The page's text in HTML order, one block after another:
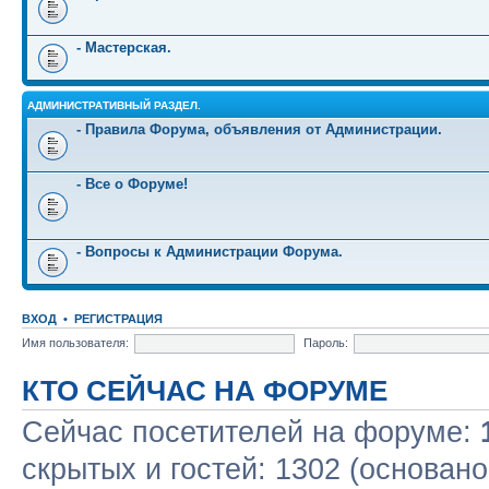
- Мастерская.
АДМИНИСТРАТИВНЫЙ РАЗДЕЛ.
- Правила Форума, объявления от Администрации.
- Все о Форуме!
- Вопросы к Администрации Форума.
ВХОД • РЕГИСТРАЦИЯ
Имя пользователя:
Пароль:
КТО СЕЙЧАС НА ФОРУМЕ
Сейчас посетителей на форуме:
скрытых и гостей: 1302